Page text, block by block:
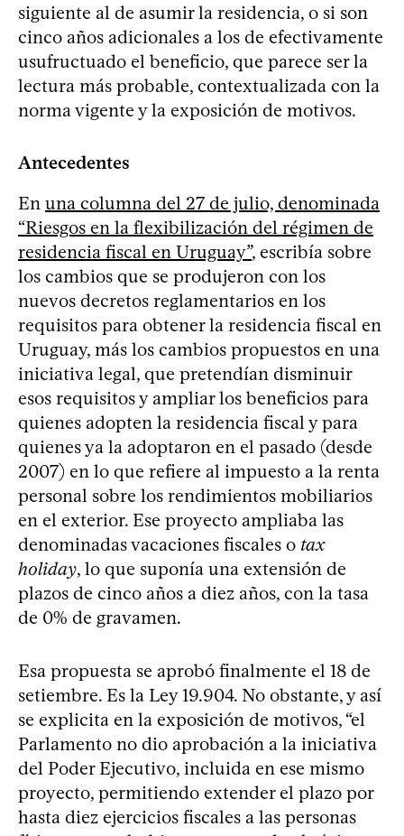
siguiente al de asumir la residencia, o si son
cinco años adicionales a los de efectivamente
usufructuado el beneficio, que parece ser la
lectura más probable, contextualizada con la
norma vigente y la exposición de motivos. ​
Antecedentes
En una columna del 27 de julio, denominada
“Riesgos en la flexibilización del régimen de
residencia fiscal en Uruguay”, escribía sobre
los cambios que se produjeron con los
nuevos decretos reglamentarios en los
requisitos para obtener la residencia fiscal en
Uruguay, más los cambios propuestos en una
iniciativa legal, que pretendían disminuir
esos requisitos y ampliar los beneficios para
quienes adopten la residencia fiscal y para
quienes ya la adoptaron en el pasado (desde
2007) en lo que refiere al impuesto a la renta
personal sobre los rendimientos mobiliarios
en el exterior. Ese proyecto ampliaba las
denominadas vacaciones fiscales o tax
holiday, lo que suponía una extensión de
plazos de cinco años a diez años, con la tasa
de 0% de gravamen.
Esa propuesta se aprobó finalmente el 18 de
setiembre. Es la Ley 19.904. No obstante, y así
se explicita en la exposición de motivos, “el
Parlamento no dio aprobación a la iniciativa
del Poder Ejecutivo, incluida en ese mismo
proyecto, permitiendo extender el plazo por
hasta diez ejercicios fiscales a las personas